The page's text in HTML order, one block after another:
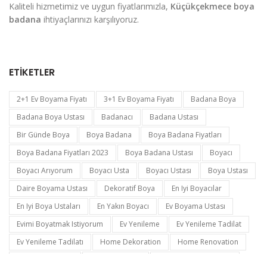
Kaliteli hizmetimiz ve uygun fiyatlarımızla, Küçükçekmece boya
badana ihtiyaçlarınızı karşılıyoruz.
ETIKETLER
2+1 Ev Boyama Fiyatı 3+1 Ev Boyama Fiyatı
Badana Boya
Badana Boya Ustası
Badanacı
Badana Ustası
Bir Günde Boya
Boya Badana
Boya Badana Fiyatları
Boya Badana Fiyatları 2023
Boya Badana Ustası
Boyacı
Boyacı Arıyorum
Boyacı Usta Boyacı Ustası
Boya Ustası
Daire Boyama Ustası
Dekoratif Boya
En Iyi Boyacılar
En Iyi Boya Ustaları
En Yakın Boyacı
Ev Boyama Ustası
Evimi Boyatmak Istiyorum
Ev Yenileme
Ev Yenileme Tadilat
Ev Yenileme Tadilatı
Home Dekoration
Home Renovation